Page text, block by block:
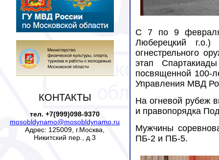
КОНТАКТЫ
тел. +7(999)098-9370
mosobldynamo@mosobldynamo.ru
Адрес: 125009, г.Москва,
Никитский пер., д.3
С 7 по 9 февраля
Люберецкий
огнестрельного
этап
посвященной 100-
Управления МВД
На огневой рубеж
и правопорядка
Мужчины
ПБ-2 и ПБ-5.